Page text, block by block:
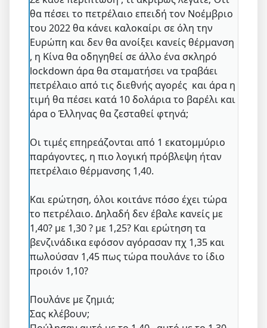
θα πέσει το πετρέλαιο επειδή τον Νοέμβριο
του 2022 θα κάνει καλοκαίρι σε όλη την
Ευρώπη και δεν θα ανοίξει κανείς θέρμανση
, η Κίνα θα οδηγηθεί σε άλλο ένα σκληρό
lockdown άρα θα σταματήσει να τραβάει
πετρέλαιο από τις διεθνής αγορές και άρα η
τιμή θα πέσει κατά 10 δολάρια το βαρέλι και
άρα ο Έλληνας θα ζεσταθεί φτηνά;
Οι τιμές επηρεάζονται από 1 εκατομμύριο
παράγοντες, η πιο λογική πρόβλεψη ήταν
πετρέλαιο θέρμανσης 1,40.
Και ερώτηση, όλοι κοιτάνε πόσο έχει τώρα
το πετρέλαιο. Δηλαδή δεν έβαλε κανείς με
1,40? με 1,30 ? με 1,25? Και ερώτηση τα
βενζινάδικα εφόσον αγόρασαν πχ 1,35 και
πωλούσαν 1,45 πως τώρα πουλάνε το ίδιο
προιόν 1,10?
Πουλάνε με ζημιά;
Σας κλέβουν;